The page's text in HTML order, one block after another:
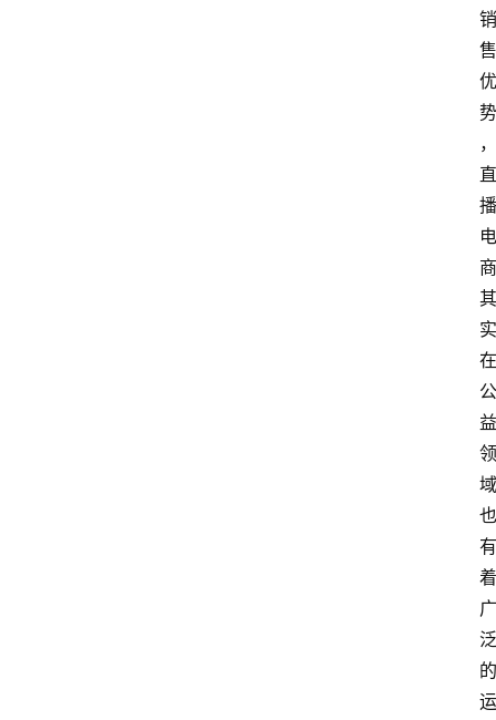
销
售
优
势
，
直
播
电
商
其
实
在
公
益
领
域
也
有
着
广
泛
的
运